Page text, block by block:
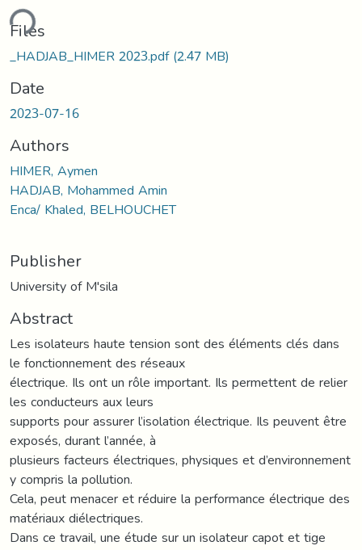
Files
_HADJAB_HIMER 2023.pdf(2.47 MB)
Date
2023-07-16
Authors
HIMER, Aymen
HADJAB, Mohammed Amin
Enca/ Khaled, BELHOUCHET
Publisher
University of M'sila
Abstract
Les isolateurs haute tension sont des éléments clés dans
le fonctionnement des réseaux
électrique. Ils ont un rôle important. Ils permettent de relier
les conducteurs aux leurs
supports pour assurer l’isolation électrique. Ils peuvent être
exposés, durant l’année, à
plusieurs facteurs électriques, physiques et d’environnement
y compris la pollution.
Cela, peut menacer et réduire la performance électrique des
matériaux diélectriques.
Dans ce travail, une étude sur un isolateur capot et tige